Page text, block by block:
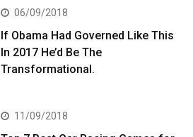
06/09/2018
If Obama Had Governed Like This
In 2017 He’d Be The
Transformational.
11/09/2018